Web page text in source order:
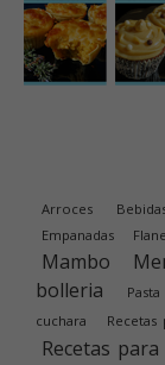
Arroces
Empanadas
Mambo
bolleria
Pasta
cuchara
Recetas